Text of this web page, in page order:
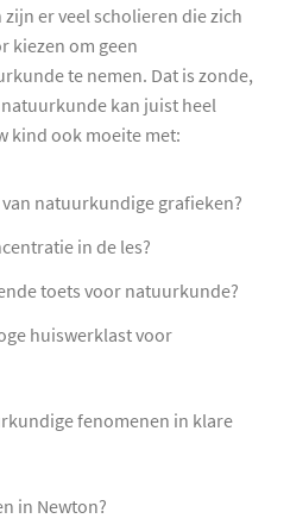
er veel scholieren die zich
kiezen om geen
te nemen. Dat is zonde,
kan juist heel
kind ook moeite met:
natuurkundige grafieken?
in de les?
toets voor natuurkunde?
huiswerklast voor
fenomenen in klare
in Newton?